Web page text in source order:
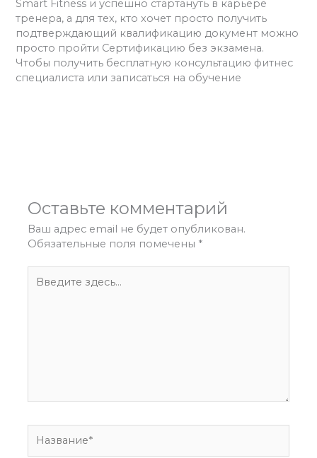
Smart Fitness и успешно стартануть в карьере
тренера, а для тех, кто хочет просто получить
подтверждающий квалификацию документ можно
просто пройти Сертификацию без экзамена.
Чтобы получить бесплатную консультацию фитнес
специалиста или записаться на обучение
Оставьте комментарий
Ваш адрес email не будет опубликован.
Обязательные поля помечены *
здесь...